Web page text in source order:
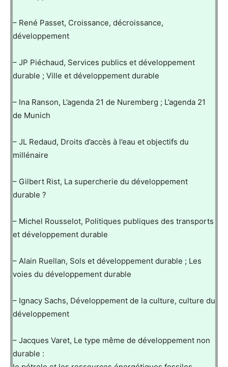
– René Passet, Croissance, décroissance,
développement
– JP Piéchaud, Services publics et développement
durable ; Ville et développement durable
– Ina Ranson, L’agenda 21 de Nuremberg ; L’agenda 21
de Munich
– JL Redaud, Droits d’accès à l’eau et objectifs du
millénaire
– Gilbert Rist, La supercherie du développement
durable ?
– Michel Rousselot, Politiques publiques des transports
et développement durable
– Alain Ruellan, Sols et développement durable ; Les
voies du développement durable
– Ignacy Sachs, Développement de la culture, culture du
développement
– Jacques Varet, Le type même de développement non
durable :